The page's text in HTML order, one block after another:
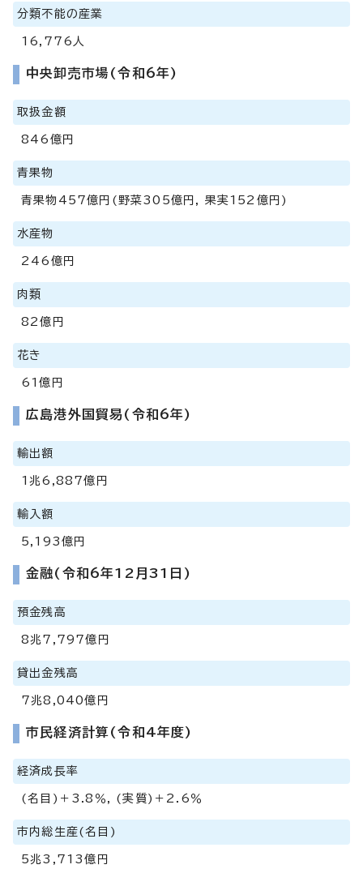
分類不能の産業
16,776人
中央卸売市場(令和6年)
取扱金額
846億円
青果物
青果物457億円(野菜305億円, 果実152億円)
水産物
246億円
肉類
82億円
花き
61億円
広島港外国貿易(令和6年)
輸出額
1兆6,887億円
輸入額
5,193億円
金融(令和6年12月31日)
預金残高
8兆7,797億円
貸出金残高
7兆8,040億円
市民経済計算(令和4年度)
経済成長率
(名目)＋3.8％, (実質)＋2.6％
市内総生産(名目)
5兆3,713億円